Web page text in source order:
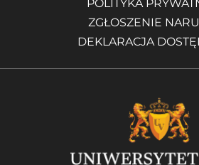
POLITYKA
ZGŁOSZENIE
DEKLARACJA